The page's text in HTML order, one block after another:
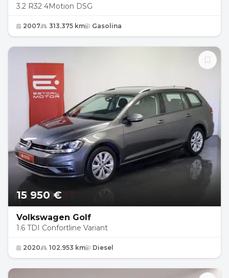
3.2 R32 4Motion DSG
2007 313.375 km Gasolina
15 950 €
Volkswagen Golf
1.6 TDI Confortline Variant
2020 102.953 km Diesel